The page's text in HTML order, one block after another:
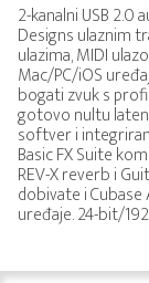
2-kanalni USB 2.0
Designs ulaznim
ulazima, MIDI
Mac/PC/iOS
bogati zvuk s
gotovo nultu
softver i
Basic FX Suite
REV-X reverb i
dobivate i Cubase
uređaje. 24-bit/